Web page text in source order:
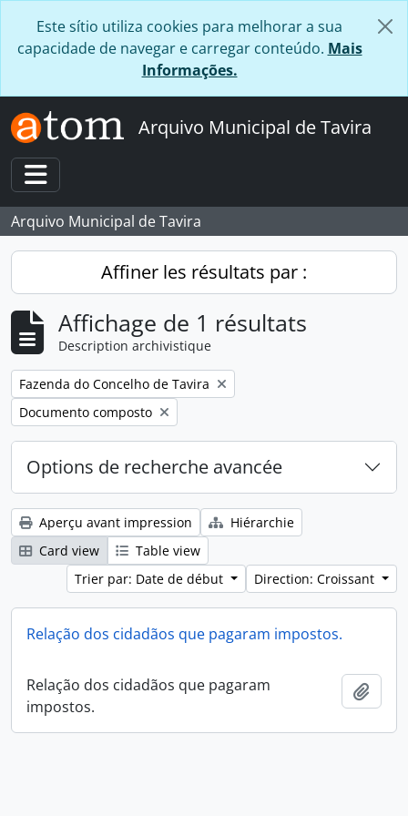
Este sítio utiliza cookies para melhorar a sua
capacidade de navegar e carregar conteúdo. Mais
Informações.
Arquivo Municipal de Tavira
Toggle navigation
Arquivo Municipal de Tavira
Affiner les résultats par :
Affichage de 1 résultats
Description archivistique
Remove filter:
Fazenda do Concelho de Tavira
Remove filter:
Documento composto
Options de recherche avancée
Aperçu avant impression
Hiérarchie
Card view
Table view
Trier par: Date de début
Direction: Croissant
Relação dos cidadãos que pagaram impostos.
Relação dos cidadãos que pagaram
impostos.